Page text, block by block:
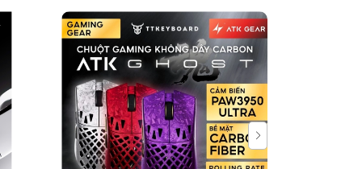
được pin.
sạc pin sai cách.